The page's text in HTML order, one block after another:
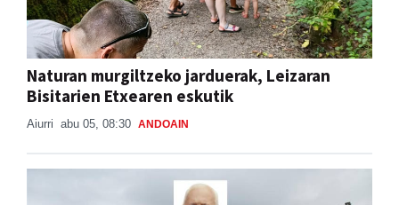
Naturan murgiltzeko jarduerak, Leizaran
Bisitarien Etxearen eskutik
Aiurri abu 05, 08:30 ANDOAIN